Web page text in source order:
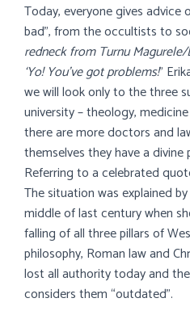
Today, everyone gives advice
bad”, from the occultists to
redneck from Turnu
‘Yo! You’ve got problems!”
we will look only to the three
university – theology,
there are more doctors and
themselves they have a
Referring to a celebrated
The situation was explained
middle of last century when
falling of all three pillars of
philosophy, Roman law and
lost all authority today and
considers them “outdated”.